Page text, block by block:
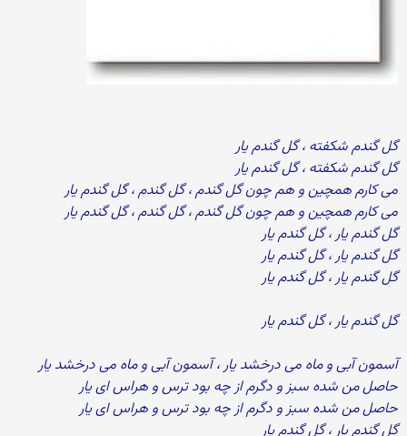
گل گندم شکفته ، گل گندم یار
گل گندم شکفته ، گل گندم یار
می کارم همچین و هم چون گل گندم ، گل گندم ، گل گندم یار
می کارم همچین و هم چون گل گندم ، گل گندم ، گل گندم یار
گل گندم یار ، گل گندم یار
گل گندم یار ، گل گندم یار
گل گندم یار ، گل گندم یار
گل گندم یار ، گل گندم یار
آسمون آبی و ماه می درخشد یار ، آسمون آبی و ماه می درخشد یار
حاصل من شده سبز و دگرم از چه بود ترس و هراس ای یار
حاصل من شده سبز و دگرم از چه بود ترس و هراس ای یار
گل گندم یار ، گل گندم یار